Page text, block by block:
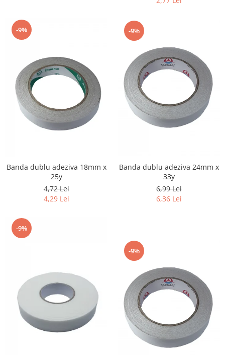
-9%
Banda dublu adeziva 18mm x
25y
4,72 Lei
4,29 Lei
-9%
Banda dublu adeziva 24mm x
33y
6,99 Lei
6,36 Lei
-9%
-9%